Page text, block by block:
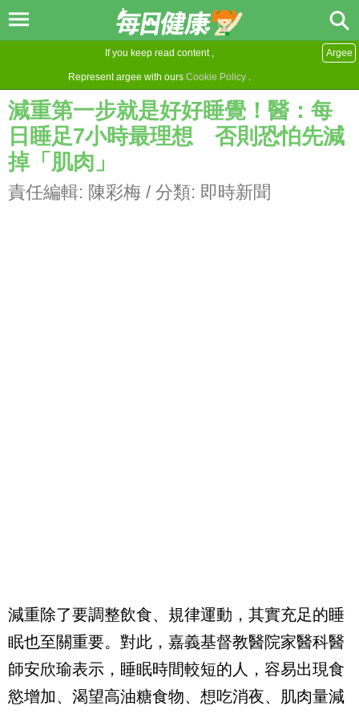
If you keep read content ,
Represent argee with ours Cookie Policy .
Argee
減重第一步就是好好睡覺！醫：每
日睡足7小時最理想 否則恐怕先減
掉「肌肉」
責任編輯: 陳彩梅 / 分類: 即時新聞
減重除了要調整飲食、規律運動，其實充足的睡
眠也至關重要。對此，嘉義基督教醫院家醫科醫
師安欣瑜表示，睡眠時間較短的人，容易出現食
慾增加、渴望高油糖食物、想吃消夜、肌肉量減